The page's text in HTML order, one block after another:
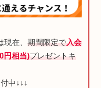
在、 期間限定で入会
円相当)プレゼントキ
中↓↓↓